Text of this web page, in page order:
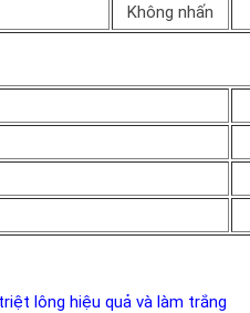
Không nhấn
lông hiệu quả và làm trắng